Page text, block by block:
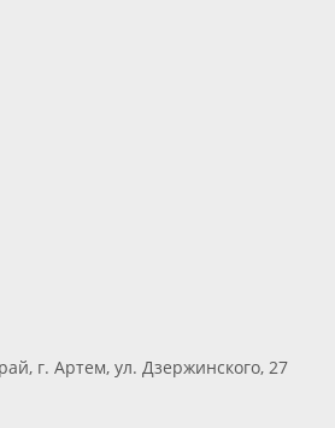
г. Артем, ул. Дзержинского, 27